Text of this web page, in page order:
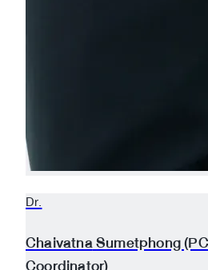
Dr.
ChaivatnaSumetphong